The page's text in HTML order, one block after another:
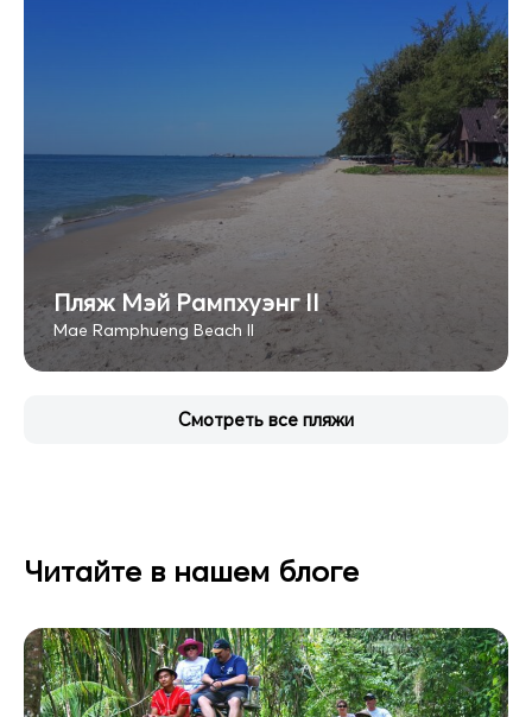
Пляж Мэй Рампхуэнг II
Mae Ramphueng Beach II
Смотреть все пляжи
Читайте в нашем блоге